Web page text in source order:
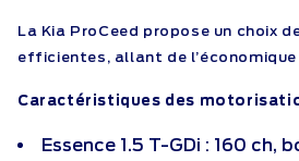
La Kia ProCeed propose un choix
efficientes, allant de
Caractéristiques des
Essence 1.5 T-GDi : 160 ch,